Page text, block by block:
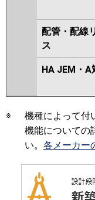
配管・配線
ス
HA JEM・A
※
機種によって付
機能についての
い。 各メーカー